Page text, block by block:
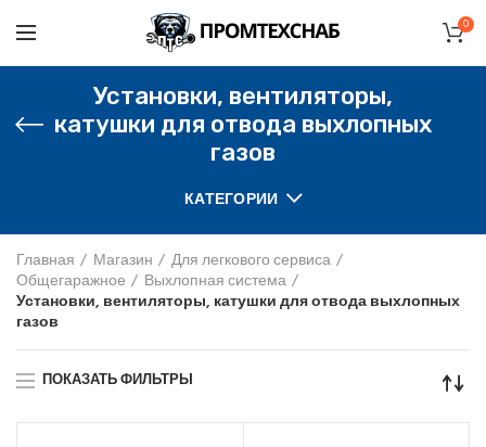
0
Установки, вентиляторы,
катушки для отвода выхлопных
газов
КАТЕГОРИИ
Главная Магазин
Для легкового сервиса
Общегаражное
Выхлопная система
Установки, вентиляторы, катушки для отвода выхлопных
газов
ПОКАЗАТЬ ФИЛЬТРЫ